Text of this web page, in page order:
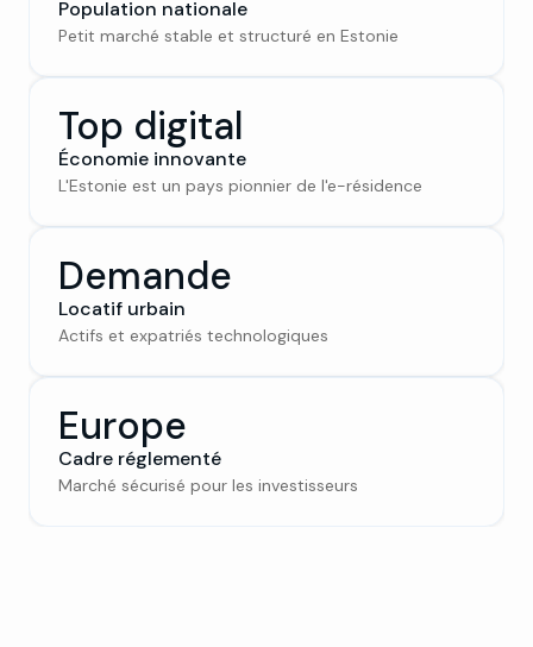
Population nationale
Petit marché stable et structuré en Estonie
Top digital
Économie innovante
L'Estonie est un pays pionnier de l'e-résidence
Demande
Locatif urbain
Actifs et expatriés technologiques
Europe
Cadre réglementé
Marché sécurisé pour les investisseurs